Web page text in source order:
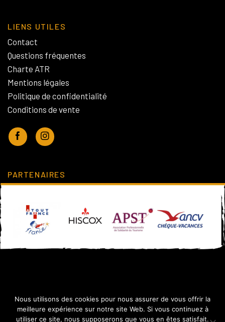
LIENS UTILES
Contact
Questions fréquentes
Charte ATR
Mentions légales
Politique de confidentialité
Conditions de vente
PARTENAIRES
Nous utilisons des cookies pour nous assurer de vous offrir la
meilleure expérience sur notre site Web. Si vous continuez à
utiliser ce site, nous supposerons que vous en êtes satisfait.